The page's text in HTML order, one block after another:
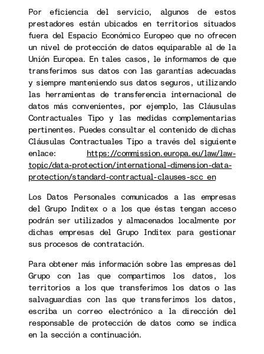
Por eficiencia del servicio, algunos de estos
prestadores están ubicados en territorios situados
fuera del Espacio Económico Europeo que no ofrecen
un nivel de protección de datos equiparable al de la
Unión Europea. En tales casos, le informamos de que
transferimos sus datos con las garantías adecuadas
y siempre manteniendo sus datos seguros, utilizando
las herramientas de transferencia internacional de
datos más convenientes, por ejemplo, las Cláusulas
Contractuales Tipo y las medidas complementarias
pertinentes. Puedes consultar el contenido de dichas
Cláusulas Contractuales Tipo a través del siguiente
enlace: https://commission.europa.eu/law/law-
topic/data-protection/international-dimension-data-
protection/standard-contractual-clauses-scc_en
Los Datos Personales comunicados a las empresas
del Grupo Inditex o a los que éstas tengan acceso
podrán ser utilizados y almacenados localmente por
dichas empresas del Grupo Inditex para gestionar
sus procesos de contratación.
Para obtener más información sobre las empresas del
Grupo con las que compartimos los datos, los
territorios a los que transferimos los datos o las
salvaguardias con las que transferimos los datos,
escriba un correo electrónico a la dirección del
responsable de protección de datos como se indica
en la sección a continuación.